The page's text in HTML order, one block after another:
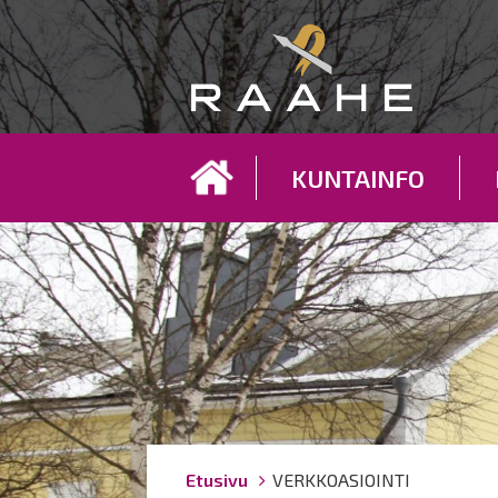
KUNTAINFO
Breadcrumbs
You
Etusivu VERKKOASIOINTI